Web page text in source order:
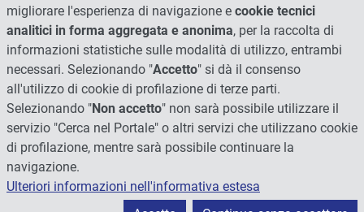
migliorare l'esperienza di navigazione e cookie tecnici
analitici in forma aggregata e anonima, per la raccolta di
informazioni statistiche sulle modalità di utilizzo, entrambi
necessari. Selezionando "Accetto" si dà il consenso
all'utilizzo di cookie di profilazione di terze parti.
Selezionando "Non accetto" non sarà possibile utilizzare il
servizio "Cerca nel Portale" o altri servizi che utilizzano cookie
di profilazione, mentre sarà possibile continuare la
navigazione.
Ulteriori informazioni nell'informativa estesa